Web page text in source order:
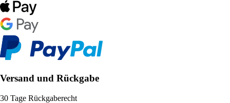
Versand und Rückgabe
30 Tage Rückgaberecht